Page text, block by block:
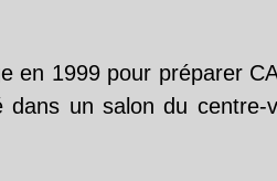
en 1999 pour préparer
dans un salon du centre-